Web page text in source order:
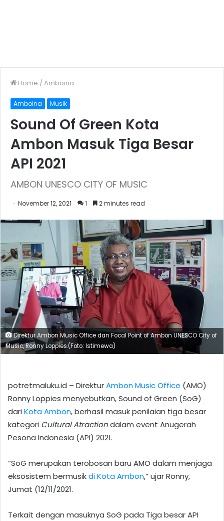
Home /Amboina
Amboina Musik
Sound Of Green Kota
Ambon Masuk Tiga Besar
API 2021
AMBON UNESCO CITY OF MUSIC
November 12, 2021 1 2 minutes read
Direktur Ambon Music Office dan Focal Point of Ambon UNESCO City of
Music, Ronny Loppies.(Foto: Istimewa)
potretmaluku.id – DirekturAmbon Music Office (AMO)
Ronny Loppies menyebutkan, Sound of Green (SoG)
dariKota Ambon, berhasil masuk penilaian tiga besar
kategori Cultural Atractiondalam event Anugerah
Pesona Indonesia (API) 2021.
“SoG merupakan terobosan baru AMO dalam menjaga
eksosistem bermusikdi Kota Ambon,” ujar Ronny,
Jumat (12/11/2021.
Terkait dengan masuknya SoG pada Tiga besar API